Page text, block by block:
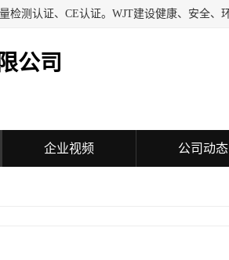
公司
企业视频 公司动态